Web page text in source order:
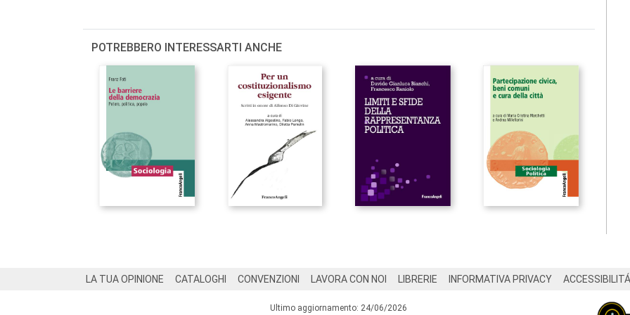
POTREBBERO INTERESSARTI ANCHE
LA TUA OPINIONE CATALOGHI CONVENZIONI LAVORA CON NOI LIBRERIE INFORMATIVA PRIVACY ACCESSIBILITÁ
Ultimo aggiornamento: 24/06/2026